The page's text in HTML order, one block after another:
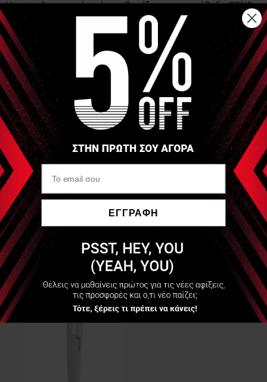
Η αποτελεσματικότητά της βασίζεται στην μέθοδο ΤENS η
οποία είναι ευρέως διαδεδομένη σαν φυσικοθεραπευτική
πρακτική για την ανακούφιση έντονου και χρόνιου πόνου από
μικρο- τραυματισμούς.
Ιδανικό για οξύ και χρόνιο πόνο που προκαλείται από
μικρο- τραυματισμούς
Δεν χρησιμοποιεί μπαταρίες, ηλεκτρόδια ή καλώδια
Δεν έχει ανεπιθύμητες ενέργειες ή οποιαδήποτε
παρεμβολή σε φαρμακευτική αγωγή
Μέσος όρος ζωής της συσκευής 2-3 χρόνια
Η συσκευασία περιλαμβάνει:
Το στυλό Rel-Care
Τσαντάκι
Βιβλίο Οδηγιών
Είδες Πρόσφατα
Στυλό Ανακούφισης
Πόνου Pain- Away
Acupuncture Pen
ΕΓΓΡΑΦΗ